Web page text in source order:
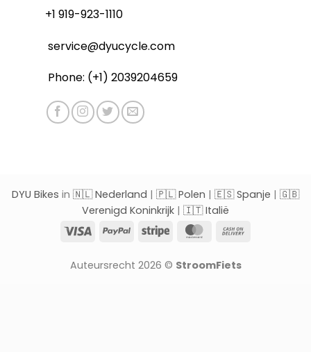
+1 919-923-1110
service@dyucycle.com
Phone: (+1) 2039204659
DYU Bikes in 🇳🇱 Nederland | 🇵🇱 Polen | 🇪🇸 Spanje | 🇬🇧
Verenigd Koninkrijk | 🇮🇹 Italië
Visa
PayPal Stripe MasterCard
Auteursrecht 2026 © StroomFiets